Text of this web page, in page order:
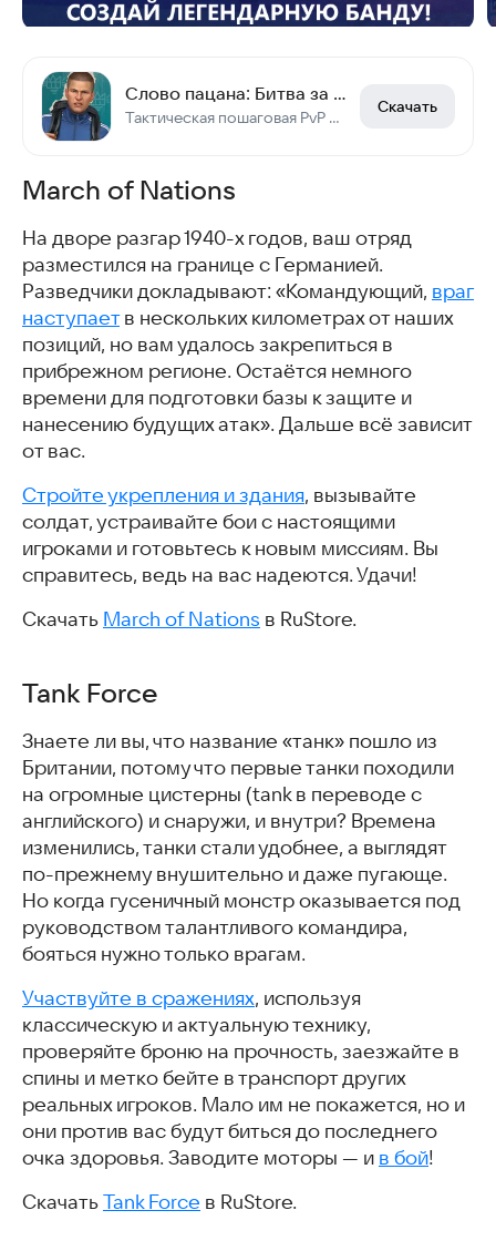
Слово пацана: Битва за район
Тактическая пошаговая PvP стратегия ККИ
Скачать
March of Nations
На дворе разгар 1940-х годов, ваш отряд
разместился на границе с Германией.
Разведчики докладывают: «Командующий, враг
наступаетв нескольких километрах от наших
позиций, но вам удалось закрепиться в
прибрежном регионе. Остаётся немного
времени для подготовки базы к защите и
нанесению будущих атак». Дальше всё зависит
от вас.
Стройте укрепления и здания, вызывайте
солдат, устраивайте бои с настоящими
игроками и готовьтесь к новым миссиям. Вы
справитесь, ведь на вас надеются. Удачи!
Скачать March of Nations в RuStore.
Tank Force
Знаете ли вы, что название «танк» пошло из
Британии, потому что первые танки походили
на огромные цистерны (tank в переводе с
английского) и снаружи, и внутри? Времена
изменились, танки стали удобнее, а выглядят
по-прежнему внушительно и даже пугающе.
Но когда гусеничный монстр оказывается под
руководством талантливого командира,
бояться нужно только врагам.
Участвуйте в сражениях, используя
классическую и актуальную технику,
проверяйте броню на прочность, заезжайте в
спины и метко бейте в транспорт других
реальных игроков. Мало им не покажется, но и
они против вас будут биться до последнего
очка здоровья. Заводите моторы — и в бой!
Скачать Tank Force в RuStore.